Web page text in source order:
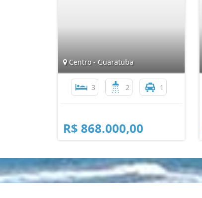
Centro - Guaratuba
3 2 1
R$ 868.000,00